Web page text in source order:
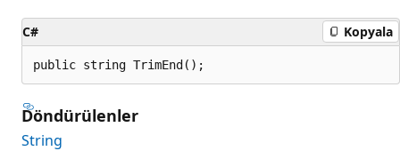
C# Kopyala
public string TrimEnd();
Döndürülenler
String